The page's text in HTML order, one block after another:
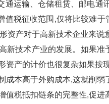
通运输、仓储租赁、
增值税征收范围,仅将比较难
形资产对于高新技术企业来说
技术产业的发展。如
无形资产的计价也很复杂如
本高于外购成本,这就削弱了
税抵扣链条的完整性,促进高